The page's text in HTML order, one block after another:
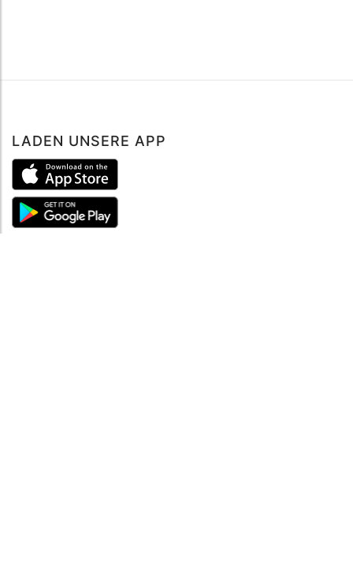
LADEN UNSERE APP